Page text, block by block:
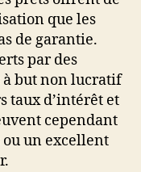
que les
de garantie.
par des
à but non lucratif
taux d’intérêt et
cependant
un excellent